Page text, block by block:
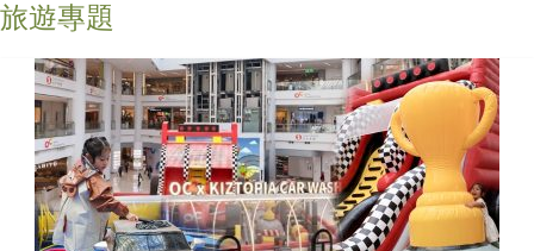
旅遊專題